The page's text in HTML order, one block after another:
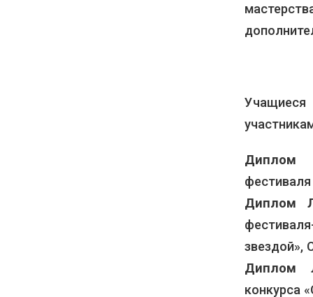
Учащиеся
Диплом
фестиваля
Диплом
звездой»,
Диплом
конкурса